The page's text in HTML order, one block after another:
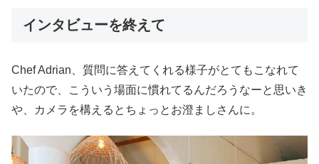
インタビューを終えて
Chef Adrian、質問に答えてくれる様子がとてもこなれて
いたので、こういう場面に慣れてるんだろうなーと思いき
や、カメラを構えるとちょっとお澄ましさんに。